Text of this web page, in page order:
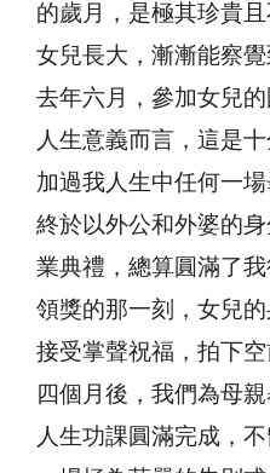
的歲月，是極其珍貴
女兒長大，漸漸能察覺
去年六月，參加女兒
人生意義而言，這是
加過我人生中任何一
終於以外公和外婆的
業典禮，總算圓滿了
領獎的那一刻，女兒
接受掌聲祝福，拍下空
四個月後，我們為母
人生功課圓滿完成，